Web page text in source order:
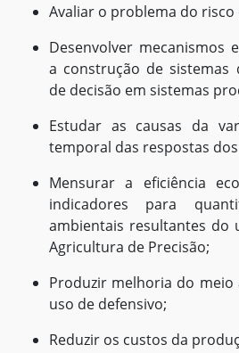
Avaliar o problema do
Desenvolver mecanismos
a construção de
de decisão em sistemas
Estudar as causas da
temporal das respostas
Mensurar a eficiência
indicadores para
ambientais resultantes do
Agricultura de Precisão;
Produzir melhoria do
uso de defensivo;
Reduzir os custos da